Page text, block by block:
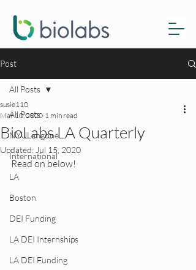
Post
All Posts
NYULangone
International
LA
Boston
DEI Funding
LA DEI Internships
LA DEI Funding
All Posts
BioLabs LA Quarterly
susie110
Mar 10, 2020 1 min read
Updated: Jul 15, 2020
Read on below!